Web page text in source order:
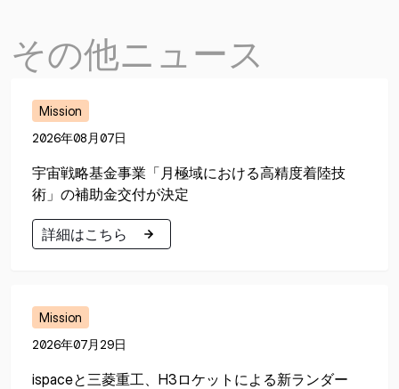
その他ニュース
Mission
2026年08月07日
宇宙戦略基金事業「月極域における高精度着陸技
術」の補助金交付が決定
詳細はこちら
Mission
2026年07月29日
ispaceと三菱重工、H3ロケットによる新ランダー